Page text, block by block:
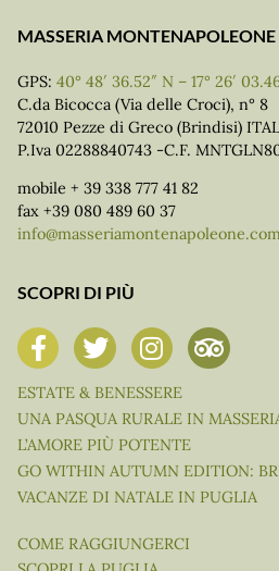
MASSERIA MONTENAPOLEONE
GPS: 40° 48′ 36.52″ N – 17° 26′
C.da Bicocca (Via delle Croci), n° 8
72010 Pezze di Greco (Brindisi)
P.Iva 02288840743 -C.F.
mobile + 39 338 777 41 82
fax +39 080 489 60 37
SCOPRI DI PIÙ
ESTATE & BENESSERE
UNA PASQUA RURALE IN
L’AMORE PIÙ POTENTE
GO WITHIN AUTUMN EDITION:
VACANZE DI NATALE IN PUGLIA
COME RAGGIUNGERCI